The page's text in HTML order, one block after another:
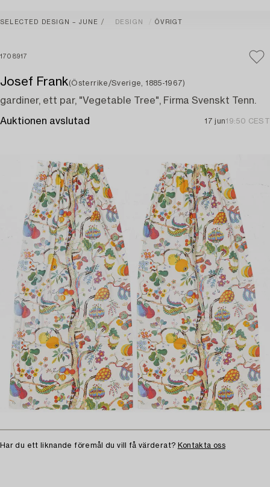
SELECTED DESIGN – JUNE DESIGN ÖVRIGT
1708917
Josef Frank(Österrike/Sverige, 1885-1967)
gardiner, ett par, "Vegetable Tree", Firma Svenskt Tenn.
Auktionen avslutad 17 jun19:50 CEST
Har du ett liknande föremål du vill få värderat? Kontakta oss